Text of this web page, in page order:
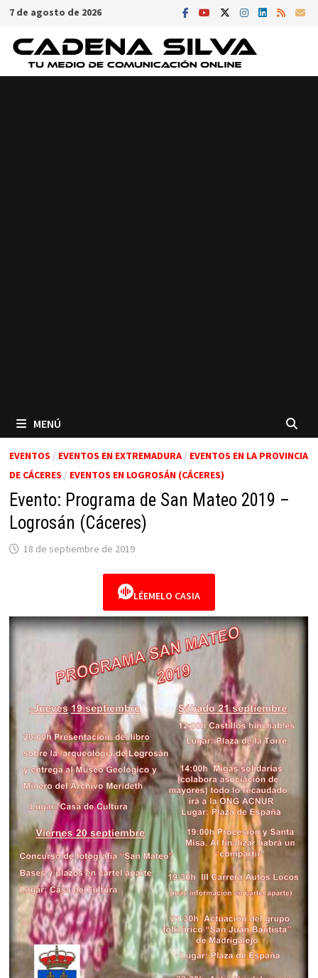
Saltar
contenido
7 de agosto de 2026
MENÚ
EVENTOS / EVENTOS EN EXTREMADURA/ EVENTOS EN LA PROVINCIA
DE CÁCERES / EVENTOS EN LOGROSÁN (CÁCERES)
Evento: Programa de San Mateo 2019 –
Logrosán (Cáceres)
18 de septiembre de 2019
LÉEMELO CASIA